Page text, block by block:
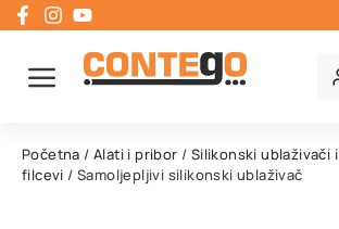
Početna /Alati i pribor / Silikonski ublaživači i
filcevi / Samoljepljivi silikonski ublaživač